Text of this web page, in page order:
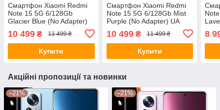
Смартфон Xiaomi Redmi
Note 15 5G 6/128Gb
Glacier Blue (No Adapter)
10 499 ₴ 11 499 ₴
Купити
Смартфон Xiaomi Redmi
Note 15 5G 6/128Gb Mist
Purple (No Adapter) UA
10 499₴ 11 499 ₴
Купити
8
Акційні пропозиції та новинки
–21% –21%